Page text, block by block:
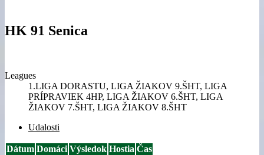
HK 91 Senica
Leagues
1.LIGA DORASTU, LIGA ŽIAKOV 9.ŠHT, LIGA
PRÍPRAVIEK 4HP, LIGA ŽIAKOV 6.ŠHT, LIGA
ŽIAKOV 7.ŠHT, LIGA ŽIAKOV 8.ŠHT
Udalosti
Dátum Domáci Výsledok Hostia Čas